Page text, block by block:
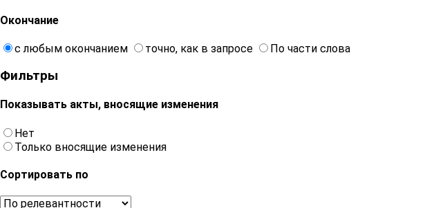
Окончание
с любым окончанием точно, как в запросе По части слова
Фильтры
Показывать акты, вносящие изменения
Нет
Только вносящие изменения
Сортировать по